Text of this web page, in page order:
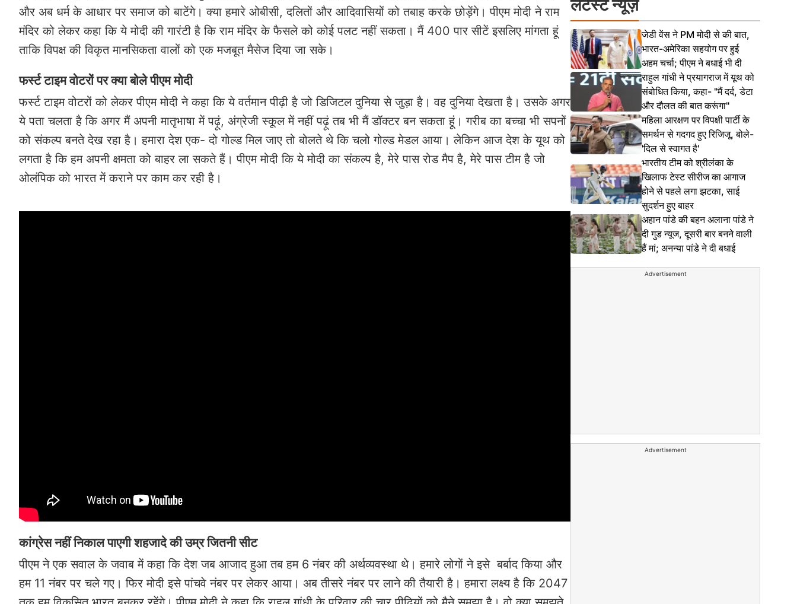
और अब धर्म के आधार पर समाज को बाटेंगे। क्या हमारे ओबीसी, दलितों और आदिवासियों को तबाह करके छोड़ेंगे। पीएम मोदी ने राम
मंदिर को लेकर कहा कि ये मोदी की गारंटी है कि राम मंदिर के फैसले को कोई पलट नहीं सकता। मैं 400 पार सीटें इसलिए मांगता हूं
ताकि विपक्ष की विकृत मानसिकता वालों को एक मजबूत मैसेज दिया जा सके।
फर्स्ट टाइम वोटरों पर क्या बोले पीएम मोदी
फर्स्ट टाइम वोटरों को लेकर पीएम मोदी ने कहा कि ये वर्तमान पीढ़ी है जो डिजिटल दुनिया से जुड़ा है। वह दुनिया देखता है। उसके अगर
ये पता चलता है कि अगर मैं अपनी मातृभाषा में पढ़ूं, अंग्रेजी स्कूल में नहीं पढ़ूं तब भी मैं डॉक्टर बन सकता हूं। गरीब का बच्चा भी सपनों
को संकल्प बनते देख रहा है। हमारा देश एक- दो गोल्ड मिल जाए तो बोलते थे कि चलो गोल्ड मेडल आया। लेकिन आज देश के यूथ को
लगता है कि हम अपनी क्षमता को बाहर ला सकते हैं। पीएम मोदी कि ये मोदी का संकल्प है, मेरे पास रोड मैप है, मेरे पास टीम है जो
ओलंपिक को भारत में कराने पर काम कर रही है।
कांग्रेस नहीं निकाल पाएगी शहजादे की उम्र जितनी सीट
पीएम ने एक सवाल के जवाब में कहा कि देश जब आजाद हुआ तब हम 6 नंबर की अर्थव्यवस्था थे। हमारे लोगों ने इसे बर्बाद किया और
हम 11 नंबर पर चले गए। फिर मोदी इसे पांचवे नंबर पर लेकर आया। अब तीसरे नंबर पर लाने की तैयारी है। हमारा लक्ष्य है कि 2047
लेटेस्ट न्यूज़
जेडी वेंस ने PM मोदी से की बात,
भारत-अमेरिका सहयोग पर हुई
अहम चर्चा; पीएम ने बधाई भी दी
राहुल गांधी ने प्रयागराज में यूथ को
संबोधित किया, कहा- "मैं दर्द, डेटा
और दौलत की बात करूंगा"
महिला आरक्षण पर विपक्षी पार्टी के
समर्थन से गदगद हुए रिजिजू, बोले-
'दिल से स्वागत है'
भारतीय टीम को श्रीलंका के
खिलाफ टेस्ट सीरीज का आगाज
होने से पहले लगा झटका, साई
सुदर्शन हुए बाहर
अहान पांडे की बहन अलाना पांडे ने
दी गुड न्यूज, दूसरी बार बनने वाली
हैं मां; अनन्या पांडे ने दी बधाई
Advertisement
Advertisement